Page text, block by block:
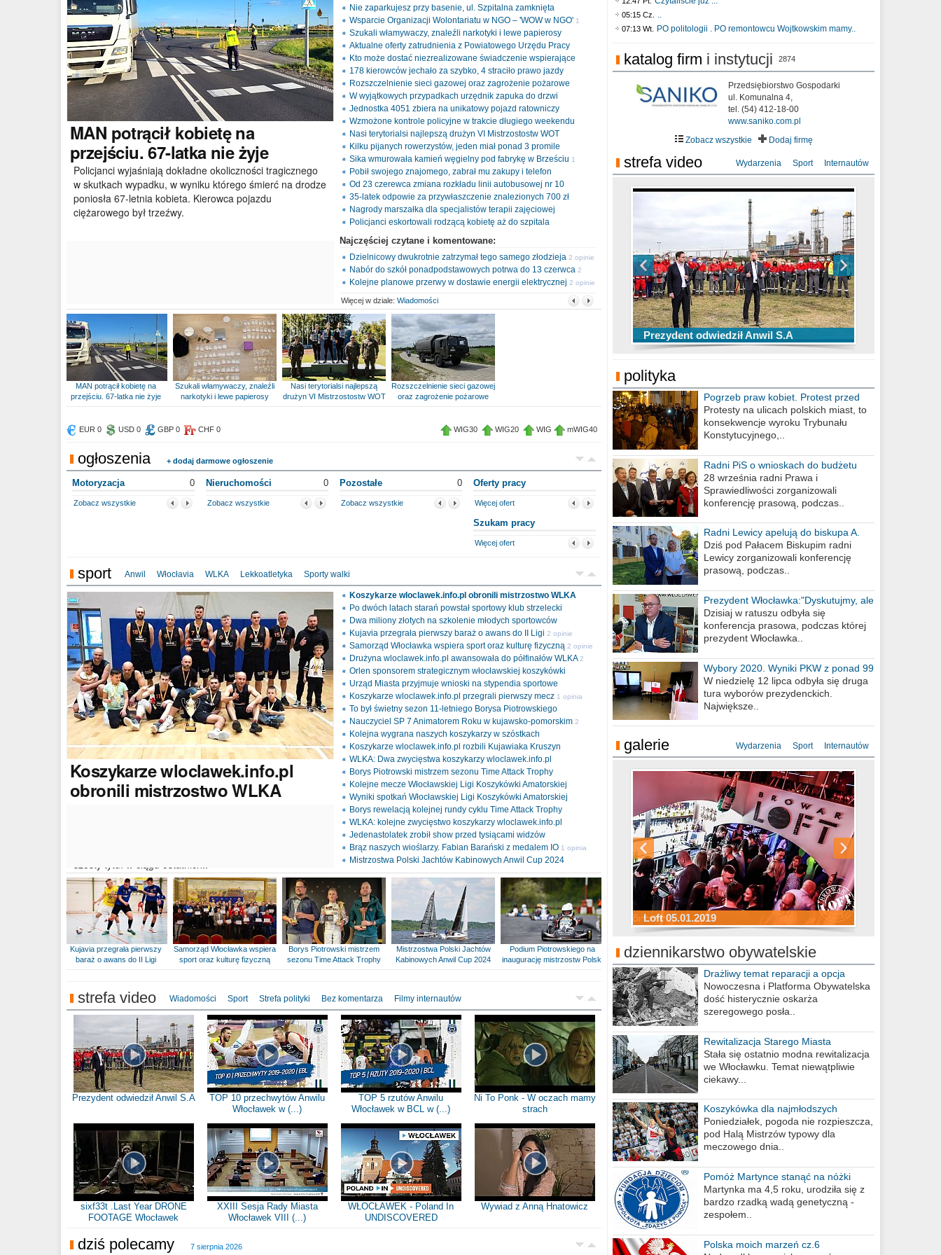
MAN potrącił kobietę na
przejściu. 67-latka nie żyje
Policjanci wyjaśniają dokładne okoliczności tragicznego
w skutkach wypadku, w wyniku którego śmierć na drodze
poniosła 67-letnia kobieta. Kierowca pojazdu
ciężarowego był trzeźwy.
Nie zaparkujesz przy basenie, ul. Szpitalna zamknięta
Wsparcie Organizacji Wolontariatu w NGO – 'WOW w NGO' 1
opinia
Szukali włamywaczy, znaleźli narkotyki i lewe papierosy
Aktualne oferty zatrudnienia z Powiatowego Urzędu Pracy
Kto może dostać niezrealizowane świadczenie wspierające
178 kierowców jechało za szybko, 4 straciło prawo jazdy
Rozszczelnienie sieci gazowej oraz zagrożenie pożarowe
W wyjątkowych przypadkach urzędnik zapuka do drzwi
Jednostka 4051 zbiera na unikatowy pojazd ratowniczy
Wzmożone kontrole policyjne w trakcie długiego weekendu
Nasi terytorialsi najlepszą drużyn VI Mistrzostostw WOT
Kilku pijanych rowerzystów, jeden miał ponad 3 promile
Sika wmurowała kamień węgielny pod fabrykę w Brześciu 1
opinia
Pobił swojego znajomego, zabrał mu zakupy i telefon
Od 23 czerewca zmiana rozkładu linii autobusowej nr 10
35-latek odpowie za przywłaszczenie znalezionych 700 zł
Nagrody marszałka dla specjalistów terapii zajęciowej
Policjanci eskortowali rodzącą kobietę aż do szpitala
Najczęściej czytane i komentowane:
Dzielnicowy dwukrotnie zatrzymał tego samego złodzieja 2 opinie
Nabór do szkół ponadpodstawowych potrwa do 13 czerwca 2
opinie
Kolejne planowe przerwy w dostawie energii elektrycznej 2 opinie
Więcej w dziale: Wiadomości
MAN potrącił kobietę na
przejściu. 67-latka nie żyje
Szukali włamywaczy, znaleźli
narkotyki i lewe papierosy
Nasi terytorialsi najlepszą
drużyn VI Mistrzostostw WOT
Rozszczelnienie sieci gazowej
oraz zagrożenie pożarowe
EUR 0 USD 0 GBP 0 CHF 0 WIG30 WIG20 WIG mWIG40
ogłoszenia + dodaj darmowe ogłoszenie
Motoryzacja 0
Zobacz wszystkie
Nieruchomości 0
Zobacz wszystkie
Pozostałe 0
Zobacz wszystkie
Oferty pracy
Więcej ofert
Szukam pracy
Więcej ofert
sport Anwil Włocłavia WLKA Lekkoatletyka Sporty walki
Koszykarzewloclawek.info.pl
obronili mistrzostwo WLKA
Koszykarze wloclawek.info.pl obronili mistrzostwo WLKA
Po dwóch latach starań powstał sportowy klub strzelecki
Dwa miliony złotych na szkolenie młodych sportowców
Kujavia przegrała pierwszy baraż o awans do II Ligi 2 opinie
Samorząd Włocławka wspiera sport oraz kulturę fizyczną 2 opinie
Drużyna wloclawek.info.pl awansowała do półfinałów WLKA 2
opinie
Orlen sponsorem strategicznym włocławskiej koszykówki
Urząd Miasta przyjmuje wnioski na stypendia sportowe
Koszykarze wloclawek.info.pl przegrali pierwszy mecz 1 opinia
To był świetny sezon 11-letniego Borysa Piotrowskiego
Nauczyciel SP 7 Animatorem Roku w kujawsko-pomorskim 2
opinie
Kolejna wygrana naszych koszykarzy w szóstkach
Koszykarze wloclawek.info.pl rozbili Kujawiaka Kruszyn
WLKA: Dwa zwycięstwa koszykarzy wloclawek.info.pl
Borys Piotrowski mistrzem sezonu Time Attack Trophy
Kolejne mecze Włocławskiej Ligi Koszykówki Amatorskiej
Wyniki spotkań Włocławskiej Ligi Koszykówki Amatorskiej
Borys rewelacją kolejnej rundy cyklu Time Attack Trophy
WLKA: kolejne zwycięstwo koszykarzy wloclawek.info.pl
Jedenastolatek zrobił show przed tysiącami widzów
Brąz naszych wioślarzy. Fabian Barański z medalem IO 1 opinia
Mistrzostwa Polski Jachtów Kabinowych Anwil Cup 2024
Kujavia przegrała pierwszy
baraż o awans do II Ligi
Samorząd Włocławka wspiera
sport oraz kulturę fizyczną
Borys Piotrowski mistrzem
sezonu Time Attack Trophy
Mistrzostwa Polski Jachtów
Kabinowych Anwil Cup 2024
Podium Piotrowskiego na
inaugurację mistrzostw Polski
strefa video Wiadomości Sport Strefa polityki Bez komentarza Filmy internautów
Prezydent odwiedził Anwil S.A
TOP 10 przechwytów Anwilu
Włocławek w (...)
TOP 5 rzutów Anwilu
Włocławek w BCL w (...)
Ni To Ponk - W oczach mamy
strach
sixf33t .Last Year DRONE
FOOTAGE Włocławek
XXIII Sesja Rady Miasta
Włocławek VIII (...)
WŁOCŁAWEK - Poland In
UNDISCOVERED
Wywiad z Anną Hnatowicz
dziś polecamy 7 sierpnia 2026
05:15 Cz. ..
07:13 Wt. PO politologii . PO remontowcu Wojtkowskim mamy..
katalog firm i instytucji 2874
Przedsiębiorstwo Gospodarki
ul. Komunalna 4,
tel. (54) 412-18-00
www.saniko.com.pl
Zobacz wszystkie
Dodaj firmę
strefa video Wydarzenia Sport Internautów
Prezydent odwiedził Anwil S.A
TOP 10 przechwytów Anwilu Włocławek
w EBL w sezonie 2019/2020
TOP 5 rzutów Anwilu Włocławek w BCL
w sezonie 2019/2020
Ni To Ponk - W oczach mamy strach
sixf33t .Last Year DRONE FOOTAGE
Włocławek
XXIII Sesja Rady Miasta Włocławek VIII
kadencji w dniu 09.06.2020 r.
polityka
Pogrzeb praw kobiet. Protest przed
biurem poselskim PiS
Protesty na ulicach polskich miast, to
konsekwencje wyroku Trybunału
Konstytucyjnego,..
Radni PiS o wnioskach do budżetu
miasta na 2021 rok
28 września radni Prawa i
Sprawiedliwości zorganizowali
konferencję prasową, podczas..
Radni Lewicy apelują do biskupa A.
Wiesława Meringa
Dziś pod Pałacem Biskupim radni
Lewicy zorganizowali konferencję
prasową, podczas..
Prezydent Włocławka:"Dyskutujmy, ale
nie obrażajmy się”
Dzisiaj w ratuszu odbyła się
konferencja prasowa, podczas której
prezydent Włocławka..
Wybory 2020. Wyniki PKW z ponad 99
procent obwodów
W niedzielę 12 lipca odbyła się druga
tura wyborów prezydenckich.
Największe..
galerie Wydarzenia Sport Internautów
Loft 05.01.2019
Sylwester Podgrodzie 31.12.2018
Sylwester Pensjonat Michelin 31.12.2018
Sylwester Hotel Młyn 31.12.2018
Sylwester Miejski 31.12.2018
Sylwester Loft 31.12.2018
dziennikarstwo obywatelskie
Drażliwy temat reparacji a opcja
berlińska
Nowoczesna i Platforma Obywatelska
dość histerycznie oskarża
szeregowego posła..
Rewitalizacja Starego Miasta
Stała się ostatnio modna rewitalizacja
we Włocławku. Temat niewątpliwie
ciekawy...
Koszykówka dla najmłodszych
Poniedziałek, pogoda nie rozpieszcza,
pod Halą Mistrzów typowy dla
meczowego dnia..
Pomóż Martynce stanąć na nóżki
Martynka ma 4,5 roku, urodziła się z
bardzo rzadką wadą genetyczną -
zespołem..
Polska moich marzeń cz.6